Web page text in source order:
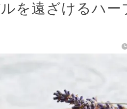
ルを遠ざけるハ